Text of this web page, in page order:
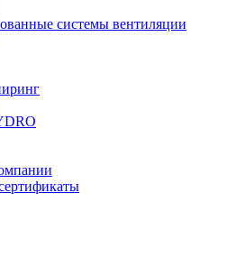
системы вентиляции